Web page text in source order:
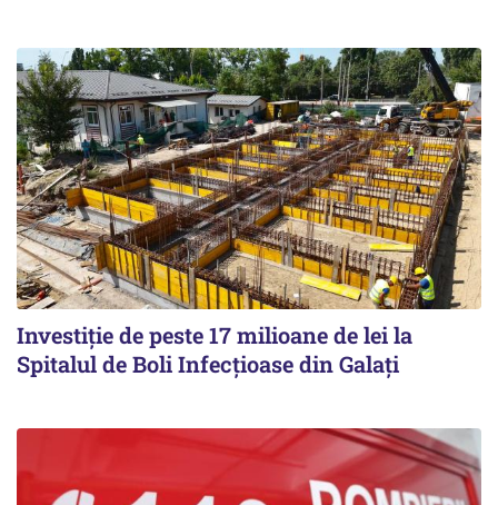
Investiție de peste 17 milioane de lei la
Spitalul de Boli Infecțioase din Galați